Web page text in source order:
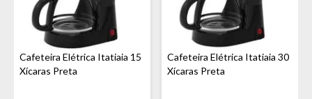
Cafeteira Elétrica Itatiaia 15
Xícaras Preta
Cafeteira Elétrica Itatiaia 30
Xícaras Preta